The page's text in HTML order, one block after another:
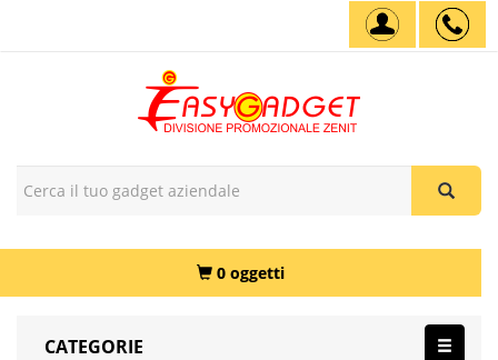
0 oggetti
CATEGORIE